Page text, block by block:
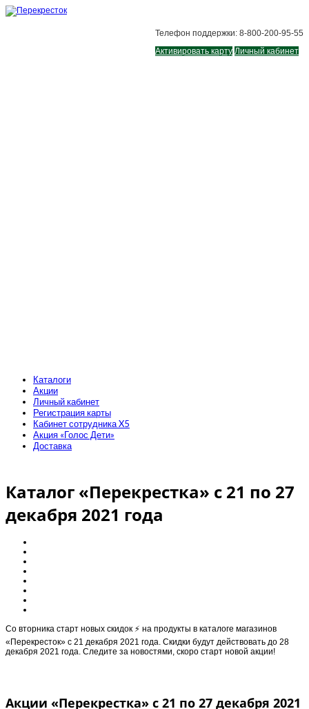
Телефон поддержки: 8-800-200-95-55
Активировать карту Личный кабинет
Каталоги
Акции
Личный кабинет
Регистрация карты
Кабинет сотрудника X5
Акция «Голос Дети»
Доставка
Каталог «Перекрестка» с 21 по 27
декабря 2021 года
Cо вторника старт новыx скидок ⚡️ на продукты в каталоге магазинов
«Перекресток» с 21 декабря 2021 года. Скидки будут действовать до 28
декабря 2021 года. Следите за новостями, скоро старт новой акции!
Акции «Перекрестка» с 21 по 27 декабря 2021